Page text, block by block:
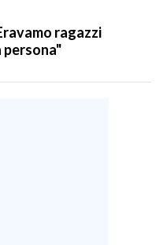
ragazzi
persona"